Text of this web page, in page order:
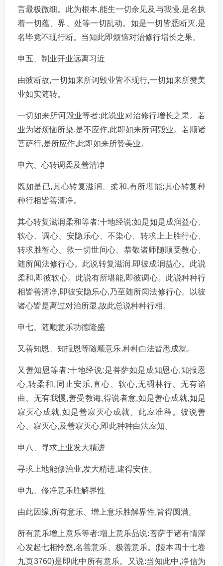
言最极微细。此为根本,能生一切余见及与我慢,是名执
着一切蕴、界、处等一切乱动。如是一切皆悉断灭,是
名毕竟不现行断。当知此即烦恼对治修行增长之果。
申五、制业开业远离习近
由彼断故,一切如来所诃毁业皆不现行,一切如来所赞美
业如实随转。
一切如来所诃毁业等者:此说业对治修行增长之果。若
业为诸烦恼所染,是不应作,此即如来所诃毁业。若顺诸
菩萨行,是所应作,此即如来所赞美业。
申六、心转调柔及善清净
既如是已,其心转复滋润、柔和,有所堪能;其心转复种
种行相皆善清净。
其心转复滋润柔和等者:十地经说:如是如是成润益心、
软心、调心、安隐乐心、不染心、转求上上胜行心、
转求胜智心、救一切世间心、恭敬诸师随顺受教心、
随所闻法修行心。此说转复滋润,即彼成润益心。此说
柔和,即彼软心。此说有所堪能,即彼调心。此说种种行
相皆善清净,即彼安隐乐心,乃至随所闻法修行心。以彼
诸心皆是离过对治所显,故此总说种种行相。
申七、随顺意乐功德隆盛
又善知恩、知报恩等随顺意乐,种种白法皆悉成就。
又善知恩等者:十地经说:是菩萨如是成知恩心,知报恩
心,转柔和,同止安乐,直心、软心,无稠林行、无有谄
曲、无有我慢,善受教诲,得说者意,如是善心成就,如是
寂灭心成就,如是善寂灭心成就。此应准释。彼说善
心、寂灭心,及善寂灭心,即此种种白法应知。
申八、寻求上业发大精进
寻求上地能修治业,发大精进,逮得安住。
申九、修净意乐胜解界性
由此因缘,所有意乐、增上意乐胜解界性,皆得圆满。
所有意乐增上意乐等者:增上意乐品说:菩萨于诸有情深
心发起七相怜愍,名善意乐、极善意乐。(陵本四十七卷
九页3760)是即此中所有意乐。又说:当知此中,净信为